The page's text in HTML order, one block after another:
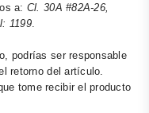
a: Cl. 30A #82A-26,
1199.
podrías ser responsable
retorno del artículo.
tome recibir el producto